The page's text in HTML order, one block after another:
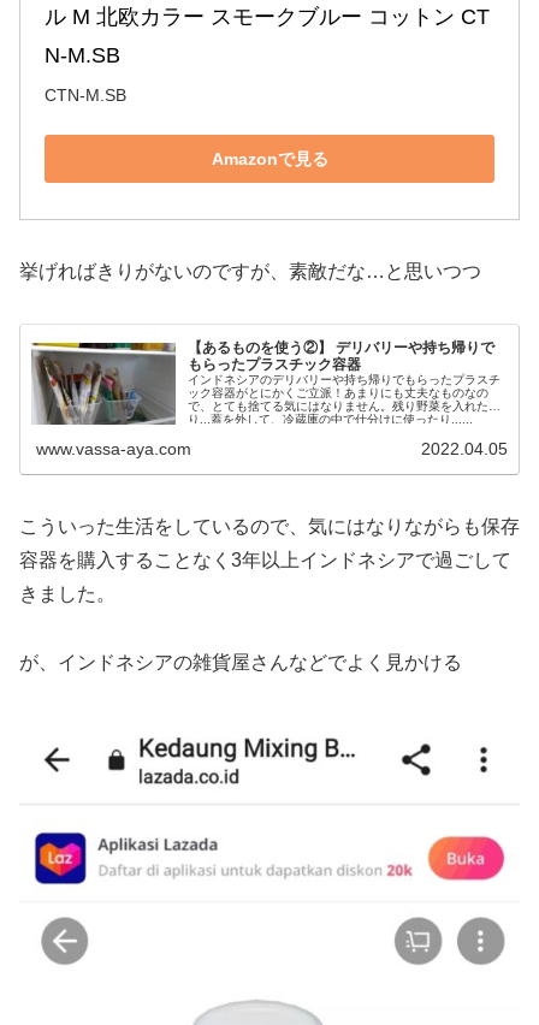
ル M 北欧カラー スモークブルー コットン CT
N-M.SB
CTN-M.SB
Amazonで見る
挙げればきりがないのですが、素敵だな…と思いつつ
【あるものを使う②】 デリバリーや持ち帰りで
もらったプラスチック容器
インドネシアのデリバリーや持ち帰りでもらったプラスチ
ック容器がとにかくご立派！あまりにも丈夫なものなの
で、とても捨てる気にはなりません。残り野菜を入れた
り...蓋を外して、冷蔵庫の中で仕分けに使ったり......
www.vassa-aya.com 2022.04.05
こういった生活をしているので、気にはなりながらも保存
容器を購入することなく3年以上インドネシアで過ごして
きました。
が、インドネシアの雑貨屋さんなどでよく見かける